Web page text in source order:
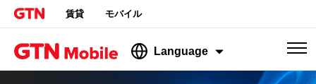
賃貸 モバイル
Language